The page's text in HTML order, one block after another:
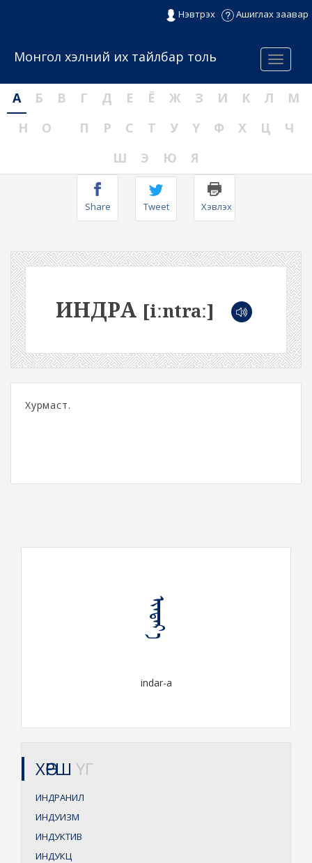
Нэвтрэх Ашиглах заавар
Menu
Монгол хэлний их тайлбар толь
А Б В Г Д Е Ё Ж З И К Л
М
Н
О П Р С Т У Ү Ф Х Ц
Ч
Ш
Э Ю Я
Share Tweet Хэвлэх
ИНДРА [iːntraː]
Хурмаст.
ᠢᠨᠳᠠᠷ᠎ᠠ
indar-a
ХӨРШ ҮГ
ИНДРАНИЛ
ИНДУИЗМ
ИНДУКТИВ
ИНДУКЦ